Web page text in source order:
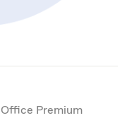
Premium